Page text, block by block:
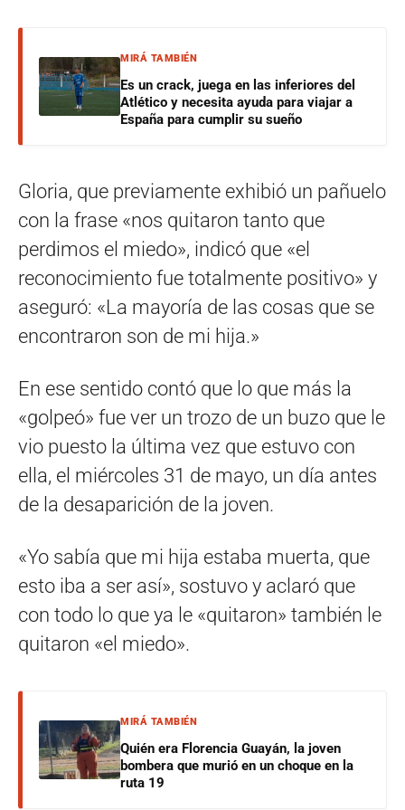
MIRÁ TAMBIÉN
Es un crack, juega en las inferiores del
Atlético y necesita ayuda para viajar a
España para cumplir su sueño
Gloria, que previamente exhibió un pañuelo
con la frase «nos quitaron tanto que
perdimos el miedo», indicó que «el
reconocimiento fue totalmente positivo» y
aseguró: «La mayoría de las cosas que se
encontraron son de mi hija.»
En ese sentido contó que lo que más la
«golpeó» fue ver un trozo de un buzo que le
vio puesto la última vez que estuvo con
ella, el miércoles 31 de mayo, un día antes
de la desaparición de la joven.
«Yo sabía que mi hija estaba muerta, que
esto iba a ser así», sostuvo y aclaró que
con todo lo que ya le «quitaron» también le
quitaron «el miedo».
MIRÁ TAMBIÉN
Quién era Florencia Guayán, la joven
bombera que murió en un choque en la
ruta 19